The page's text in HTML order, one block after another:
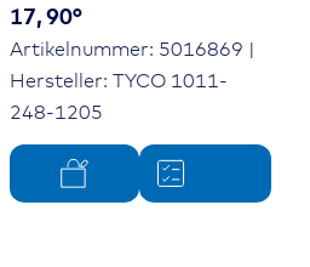
17, 90°
Artikelnummer: 5016869 |
Hersteller: TYCO 1011-
248-1205